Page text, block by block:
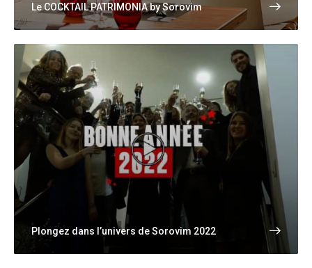
Le COCKTAIL PATRIMONIA by Sorovim
Plongez dans l’univers de Sorovim 2022